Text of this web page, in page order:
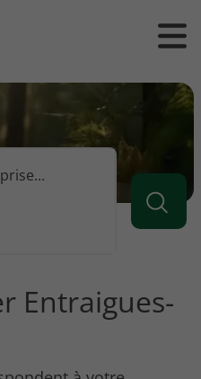
Ouvrir
/
le
Entraigues-